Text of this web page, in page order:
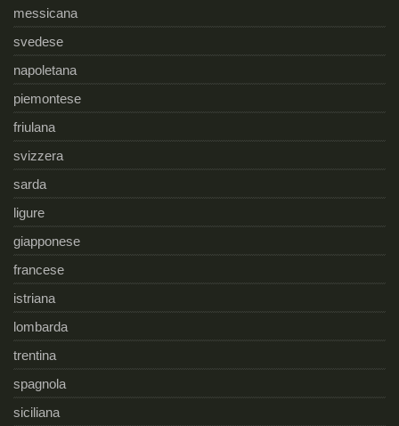
messicana
svedese
napoletana
piemontese
friulana
svizzera
sarda
ligure
giapponese
francese
istriana
lombarda
trentina
spagnola
siciliana